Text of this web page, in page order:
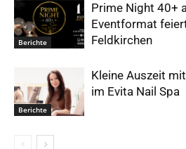
Berichte
Prime Night 40+
Eventformat
Feldkirchen
Berichte
Kleine Auszeit
im Evita Nail Spa